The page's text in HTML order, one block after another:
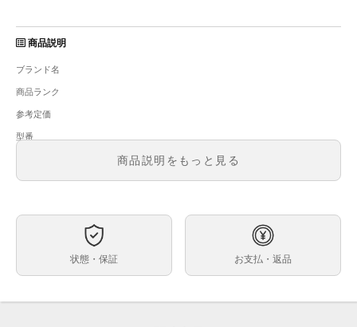
商品説明
ブランド名
商品ランク
参考定価
型番
文字盤
素材
商品説明をもっと見る
状態・保証 お支払・返品